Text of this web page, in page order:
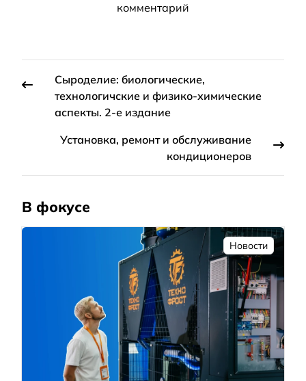
комментарий
Сыроделие: биологические,
технологичские и физико-химические
аспекты. 2-е издание
Установка, ремонт и обслуживание
кондиционеров
В фокусе
Новости